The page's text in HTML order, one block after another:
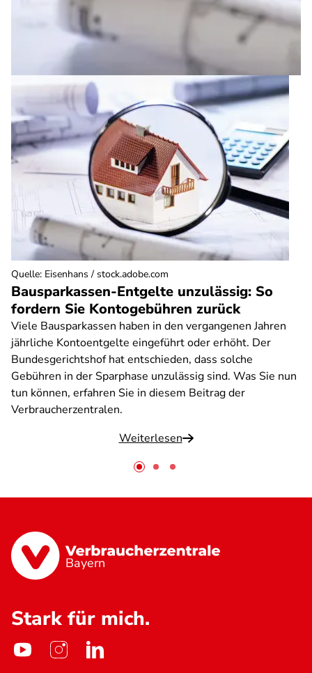
Bausparkassen-Entgelte unzulässig: So
fordern Sie Kontogebühren zurück
Viele Bausparkassen haben in den vergangenen Jahren
jährliche Kontoentgelte eingeführt oder erhöht. Der
Bundesgerichtshof hat entschieden, dass solche
Gebühren in der Sparphase unzulässig sind. Was Sie nun
tun können, erfahren Sie in diesem Beitrag der
Verbraucherzentralen.
Weiterlesen
Quelle: Eisenhans / stock.adobe.com
Bayern
Stark für mich.